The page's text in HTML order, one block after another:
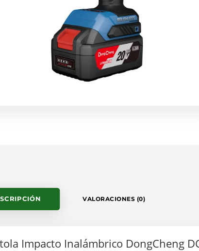
VALORACIONES (0)
Impacto Inalámbrico DongCheng